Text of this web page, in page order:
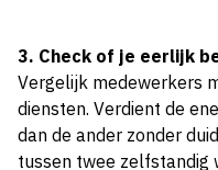
3. Check of je eerlijk
Vergelijk medewerkers
diensten. Verdient de
dan de ander zonder
tussen twee zelfstandig